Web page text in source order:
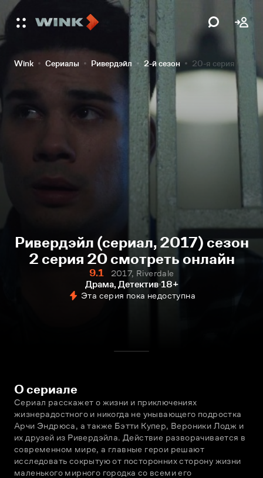
Wink Сериалы Ривердэйл 2-й сезон 20-я серия
Ривердэйл (сериал, 2017) сезон
2 серия 20 смотреть онлайн
9.1
2017, Riverdale
Драма, Детектив 18+
Эта серия пока недоступна
О сериале
Сериал расскажет о жизни и приключениях
жизнерадостного и никогда не унывающего подростка
Арчи Эндрюса, а также Бэтти Купер, Вероники Лодж и
их друзей из Ривердэйла. Действие разворачивается в
современном мире, а главные герои решают
исследовать сокрытую от посторонних сторону жизни
маленького мирного городка со всеми его